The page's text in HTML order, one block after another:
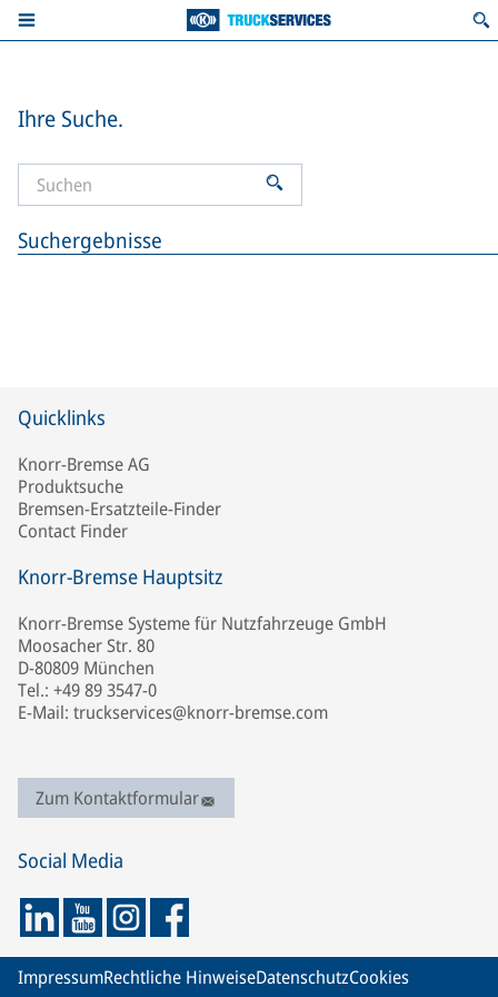
Ihre Suche.
Suchergebnisse
Quicklinks
Knorr-Bremse AG
Produktsuche
Bremsen-Ersatzteile-Finder
Contact Finder
Knorr-Bremse Hauptsitz
Knorr-Bremse Systeme für Nutzfahrzeuge GmbH
Moosacher Str. 80
D-80809 München
Tel.: +49 89 3547-0
E-Mail: truckservices@knorr-bremse.com
Zum Kontaktformular
Social Media
ImpressumRechtliche HinweiseDatenschutzCookies